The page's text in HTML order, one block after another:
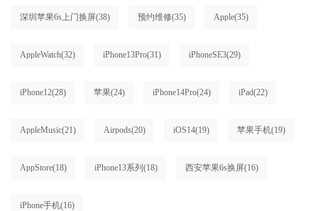
深圳苹果6s上门换屏(38) 预约维修(35) Apple(35)
AppleWatch(32) iPhone13Pro(31) iPhoneSE3(29)
iPhone12(28) 苹果(24) iPhone14Pro(24) iPad(22)
AppleMusic(21) Airpods(20) iOS14(19) 苹果手机(19)
AppStore(18) iPhone13系列 (18) 西安苹果6s换屏(16)
iPhone手机(16)